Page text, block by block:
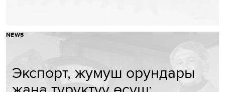
NEWS
Экспорт, жумуш орундары